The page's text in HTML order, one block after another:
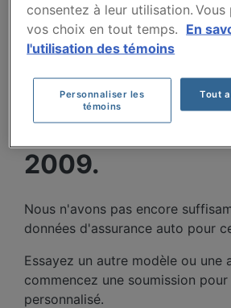
COÛTS
AUTO DODGE
2009.
Nous n'avons pas encore
données d'assurance auto pour
Essayez un autre modèle ou une
commencez une soumission
personnalisé.
consentez à leur utilisation.
vos choix en tout temps. En
l'utilisation des témoins
Personnaliser les
témoins
Tout